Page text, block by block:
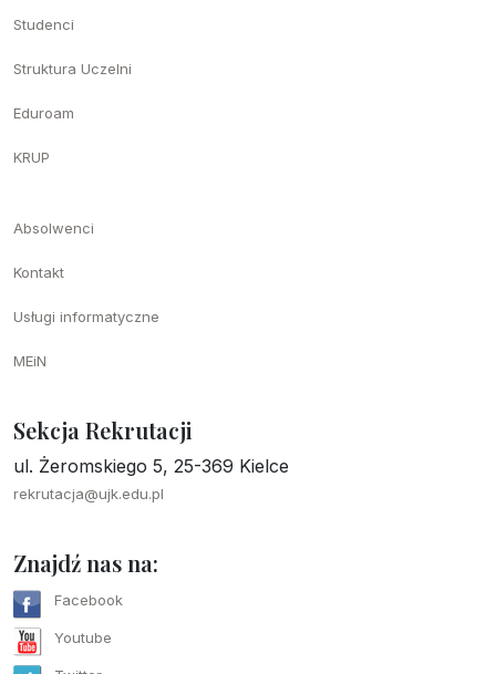
Studenci
Struktura Uczelni
Eduroam
KRUP
Absolwenci
Kontakt
Usługi informatyczne
MEiN
Sekcja Rekrutacji
ul. Żeromskiego 5, 25-369 Kielce
rekrutacja@ujk.edu.pl
Znajdź nas na:
Facebook
Youtube